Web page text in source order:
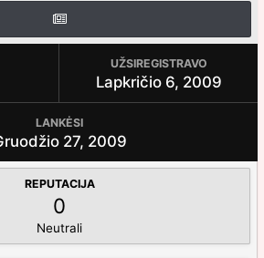
UŽSIREGISTRAVO
Lapkričio 6, 2009
LANKĖSI
27, 2009
REPUTACIJA
0
Neutrali